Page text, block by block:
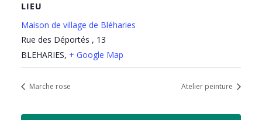
LIEU
Maison de village de Bléharies
Rue des Déportés , 13
BLEHARIES, + Google Map
Marche rose Atelier peinture